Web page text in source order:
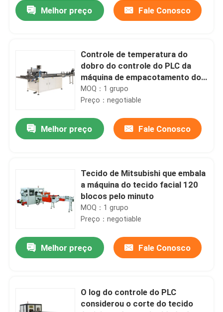
Melhor preço Fale Conosco
Controle de temperatura do
dobro do controle do PLC da
máquina de empacotamento do
lenço de papel de OPP/PE
MOQ：1 grupo
Preço：negotiable
Melhor preço Fale Conosco
Tecido de Mitsubishi que embala
a máquina do tecido facial 120
blocos pelo minuto
MOQ：1 grupo
Preço：negotiable
Melhor preço Fale Conosco
O log do controle do PLC
considerou o corte do tecido